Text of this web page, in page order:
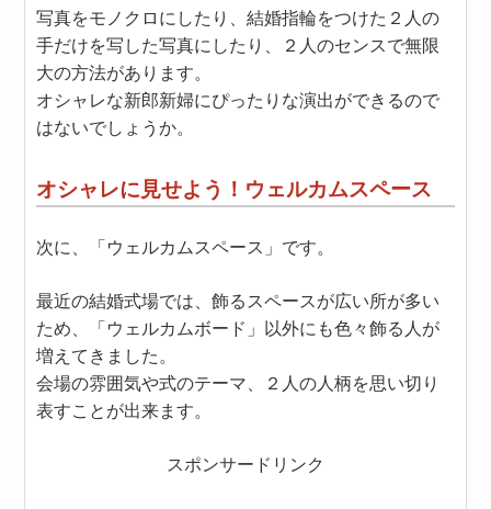
写真をモノクロにしたり、結婚指輪をつけた２人の
手だけを写した写真にしたり、２人のセンスで無限
大の方法があります。
オシャレな新郎新婦にぴったりな演出ができるので
はないでしょうか。
オシャレに見せよう！ウェルカムスペース
次に、「ウェルカムスペース」です。
最近の結婚式場では、飾るスペースが広い所が多い
ため、「ウェルカムボード」以外にも色々飾る人が
増えてきました。
会場の雰囲気や式のテーマ、２人の人柄を思い切り
表すことが出来ます。
スポンサードリンク